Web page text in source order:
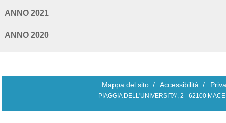
ANNO 2021
ANNO 2020
Mappa del sito / Accessibilità /
PIAGGIA DELL'UNIVERSITA', 2 - 62100